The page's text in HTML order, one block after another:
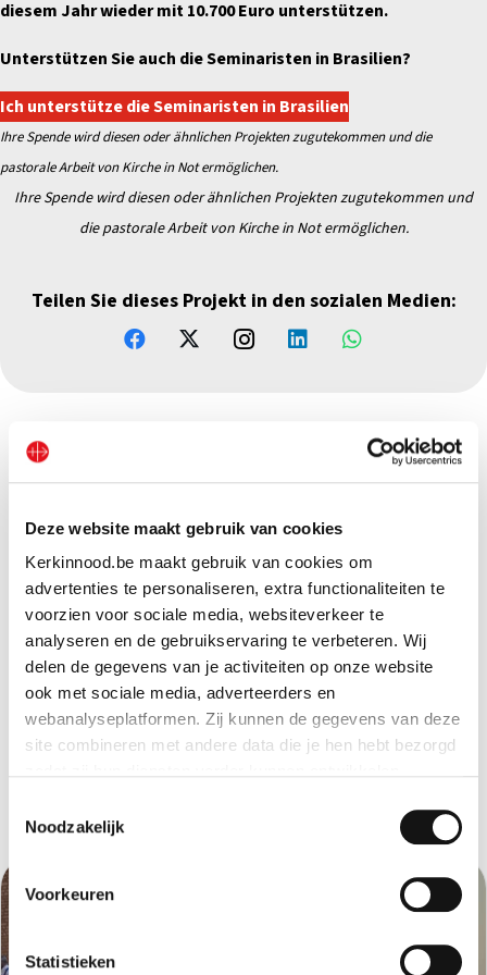
Deze website maakt gebruik van cookies
Kerkinnood.be maakt gebruik van cookies om
advertenties te personaliseren, extra functionaliteiten te
voorzien voor sociale media, websiteverkeer te
analyseren en de gebruikservaring te verbeteren. Wij
delen de gegevens van je activiteiten op onze website
ook met sociale media, adverteerders en
webanalyseplatformen. Zij kunnen de gegevens van deze
site combineren met andere data die je hen hebt bezorgd
Indien je dat toestaat, kunnen wij of onze partners onder
Informatie verzamelen over je geografische locatie
Bepaalde voorkeuren en profielen identificeren om
Noodzakelijk
Voorkeuren
Statistieken
diesem Jahr wieder mit 10.700 Euro unterstützen.
Unterstützen Sie auch die Seminaristen in Brasilien?
Ich unterstütze die Seminaristen in Brasilien
Ihre Spende wird diesen oder ähnlichen Projekten zugutekommen und die
pastorale Arbeit von Kirche in Not ermöglichen.
Ihre Spende wird diesen oder ähnlichen Projekten zugutekommen und
die pastorale Arbeit von Kirche in Not ermöglichen.
Teilen Sie dieses Projekt in den sozialen Medien: